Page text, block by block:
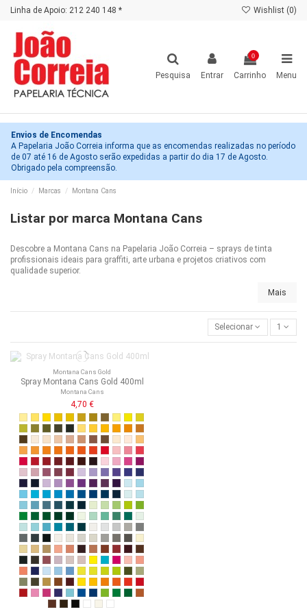
Linha de Apoio: 212 240 148 * Wishlist (0)
Pesquisa Entrar
0
Carrinho Menu
Envios de Encomendas
A Papelaria João Correia informa que as encomendas realizadas no período
de 07 até 16 de Agosto serão expedidas a partir do dia 17 de Agosto.
Obrigado pela compreensão.
Início Marcas Montana Cans
Listar por marca Montana Cans
Descobre a Montana Cans na Papelaria João Correia – sprays de tinta
profissionais ideais para graffiti, arte urbana e projetos criativos com
qualidade superior.
Mais
Selecionar 1
Montana Cans Gold
Spray Montana Cans Gold 400ml
Montana Cans
4,70 €